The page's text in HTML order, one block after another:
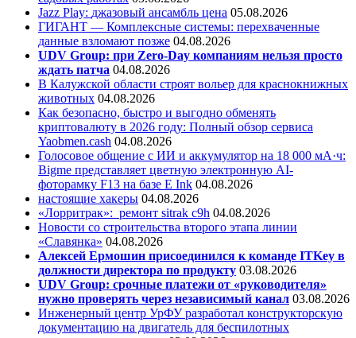
Jazz Play: джазовый ансамбль цена 05.08.2026
ГИГАНТ — Комплексные системы: перехваченные
данные взломают позже 04.08.2026
UDV Group: при Zero-Day компаниям нельзя просто
ждать патча 04.08.2026
В Калужской области строят вольер для краснокнижных
животных 04.08.2026
Как безопасно, быстро и выгодно обменять
криптовалюту в 2026 году: Полный обзор сервиса
Yaobmen.cash 04.08.2026
Голосовое общение с ИИ и аккумулятор на 18 000 мА·ч:
Bigme представляет цветную электронную AI-
фоторамку F13 на базе E Ink 04.08.2026
настоящие хакеры 04.08.2026
«Лорритрак»: ремонт sitrak c9h 04.08.2026
Новости со строительства второго этапа линии
«Славянка» 04.08.2026
Алексей Ермошин присоединился к команде ITKey в
должности директора по продукту 03.08.2026
UDV Group: срочные платежи от «руководителя»
нужно проверять через независимый канал 03.08.2026
Инженерный центр УрФУ разработал конструкторскую
документацию на двигатель для беспилотных